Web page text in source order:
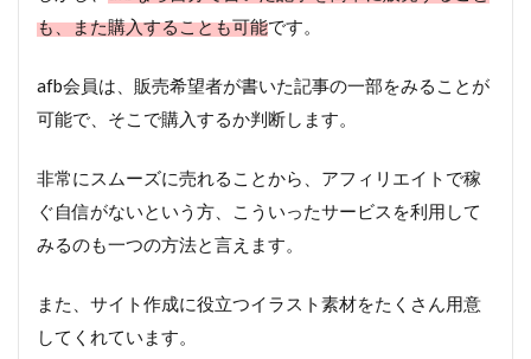
も、また購入することも可能です。
afb会員は、販売希望者が書いた記事の一部をみることが
可能で、そこで購入するか判断します。
非常にスムーズに売れることから、アフィリエイトで稼
ぐ自信がないという方、こういったサービスを利用して
みるのも一つの方法と言えます。
また、サイト作成に役立つイラスト素材をたくさん用意
してくれています。